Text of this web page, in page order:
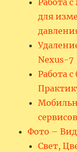
Работа
для
Nexus-7
Работа
сервисов
Фото –
Свет,